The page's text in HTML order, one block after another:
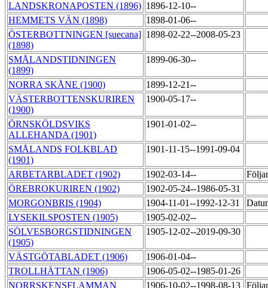
LANDSKRONAPOSTEN (1896) 1896-12-10--
HEMMETS VÄN (1898)
1898-01-06--
ÖSTERBOTTNINGEN [suecana]
(1898)
1898-02-22--2008-05-23
SMÅLANDSTIDNINGEN
(1899)
1899-06-30--
NORRA SKÅNE (1900)
1899-12-21--
VÄSTERBOTTENSKURIREN
(1900)
1900-05-17--
ÖRNSKÖLDSVIKS
ALLEHANDA (1901)
1901-01-02--
SMÅLANDS FOLKBLAD
(1901)
1901-11-15--1991-09-04
ARBETARBLADET (1902) 1902-03-14--
ÖREBROKURIREN (1902)
1902-05-24--1986-05-31
MORGONBRIS (1904)
1904-11-01--1992-12-31
LYSEKILSPOSTEN (1905)
1905-02-02--
SÖLVESBORGSTIDNINGEN
(1905)
1905-12-02--2019-09-30
VÄSTGÖTABLADET (1906)
1906-01-04--
TROLLHÄTTAN (1906)
1906-05-02--1985-01-26
NORRSKENSFLAMMAN
1906-10-02--1998-08-13